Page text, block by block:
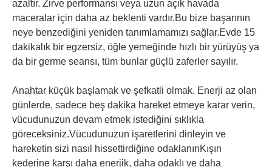
azaltır. Zirve performansı veya uzun açık havada
maceralar için daha az beklenti vardır.Bu bize başarının
neye benzediğini yeniden tanımlamamızı sağlar.Evde 15
dakikalık bir egzersiz, öğle yemeğinde hızlı bir yürüyüş ya
da bir germe seansı, tüm bunlar güçlü zaferler sayılır.
Anahtar küçük başlamak ve şefkatli olmak. Enerji az olan
günlerde, sadece beş dakika hareket etmeye karar verin,
vücudunuzun devam etmek istediğini sıklıkla
göreceksiniz.Vücudunuzun işaretlerini dinleyin ve
hareketin sizi nasıl hissettirdiğine odaklanınKışın
kederine karşı daha enerjik, daha odaklı ve daha